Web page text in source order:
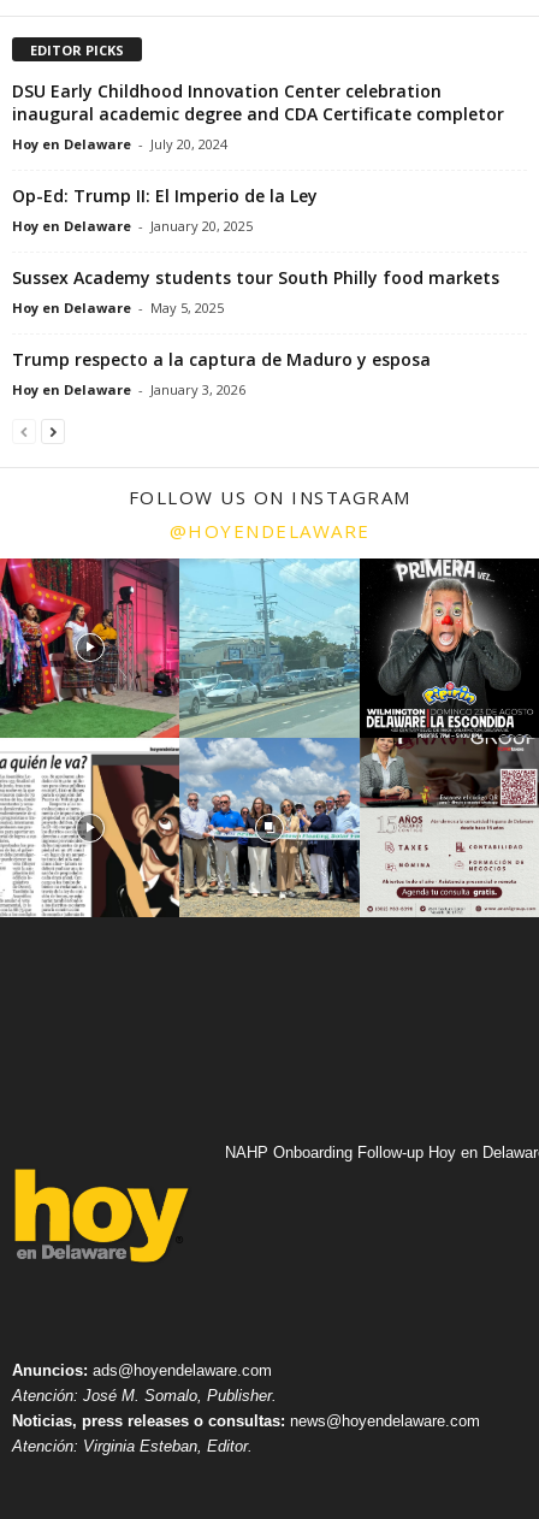
EDITOR PICKS
DSU Early Childhood Innovation Center celebration
inaugural academic degree and CDA Certificate completor
Hoy en Delaware - July 20, 2024
Op-Ed: Trump II: El Imperio de la Ley
Hoy en Delaware - January 20, 2025
Sussex Academy students tour South Philly food markets
Hoy en Delaware - May 5, 2025
Trump respecto a la captura de Maduro y esposa
Hoy en Delaware - January 3, 2026
FOLLOW US ON INSTAGRAM
@HOYENDELAWARE
NAHP Onboarding Follow-up Hoy en
Anuncios: ads@hoyendelaware.com
Atención: José M. Somalo, Publisher.
Noticias, press releases o consultas: news@hoyendelaware.com
Atención: Virginia Esteban, Editor.